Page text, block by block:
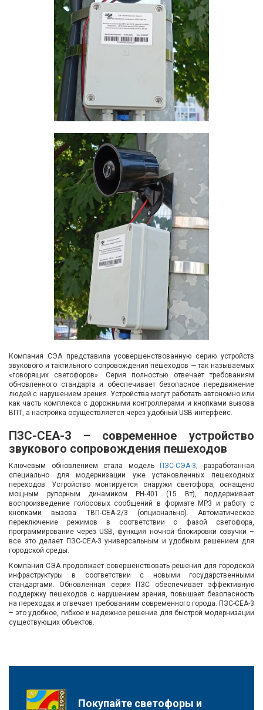
Компания СЭА представила усовершенствованную серию устройств
звукового и тактильного сопровождения пешеходов — так называемых
«говорящих светофоров». Серия полностью отвечает требованиям
обновленного стандарта и обеспечивает безопасное передвижение
людей с нарушением зрения. Устройства могут работать автономно или
как часть комплекса с дорожными контроллерами и кнопками вызова
ВПТ, а настройка осуществляется через удобный USB-интерфейс.
ПЗС-СЕА-3 – современное устройство
звукового сопровождения пешеходов
Ключевым обновлением стала модельПЗС-СЭА-3
, разработанная
специально для модернизации уже установленных пешеходных
переходов. Устройство монтируется снаружи светофора, оснащено
мощным рупорным динамиком PH-401 (15 Вт), поддерживает
воспроизведение голосовых сообщений в формате MP3 и работу с
кнопками вызова ТВП-СЕА-2/3 (опционально). Автоматическое
переключение режимов в соответствии с фазой светофора,
программирование через USB, функция ночной блокировки озвучки –
все это делает ПЗС-СЕА-3 универсальным и удобным решением для
городской среды.
Компания СЭА продолжает совершенствовать решения для городской
инфраструктуры в соответствии с новыми государственными
стандартами. Обновленная серия ПЗС обеспечивает эффективную
поддержку пешеходов с нарушением зрения, повышает безопасность
на переходах и отвечает требованиям современного города. ПЗС-СЕА-3
– это удобное, гибкое и надежное решение для быстрой модернизации
существующих объектов.
Покупайте светофоры и